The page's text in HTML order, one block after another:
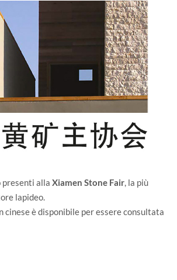
presenti alla Xiamen Stone Fair, la più
lapideo.
cinese è disponibile per essere consultata